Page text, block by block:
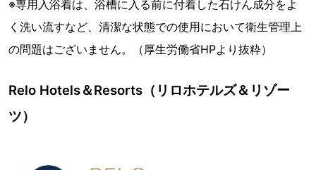
※専用入浴着は、浴槽に入る前に付着した石けん成分をよ
く洗い流すなど、清潔な状態での使用において衛生管理上
の問題はございません。（厚生労働省HPより抜粋）
Relo Hotels＆Resorts（リロホテルズ＆リゾー
ツ）